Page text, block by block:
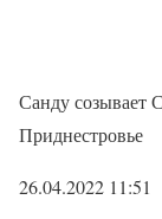
Санду созывает
Приднестровье
26.04.2022 11:51